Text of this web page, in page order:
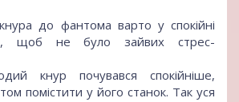
до фантома варто у спокійні
щоб не було зайвих стрес-
кнур почувався спокійніше,
помістити у його станок. Так уся